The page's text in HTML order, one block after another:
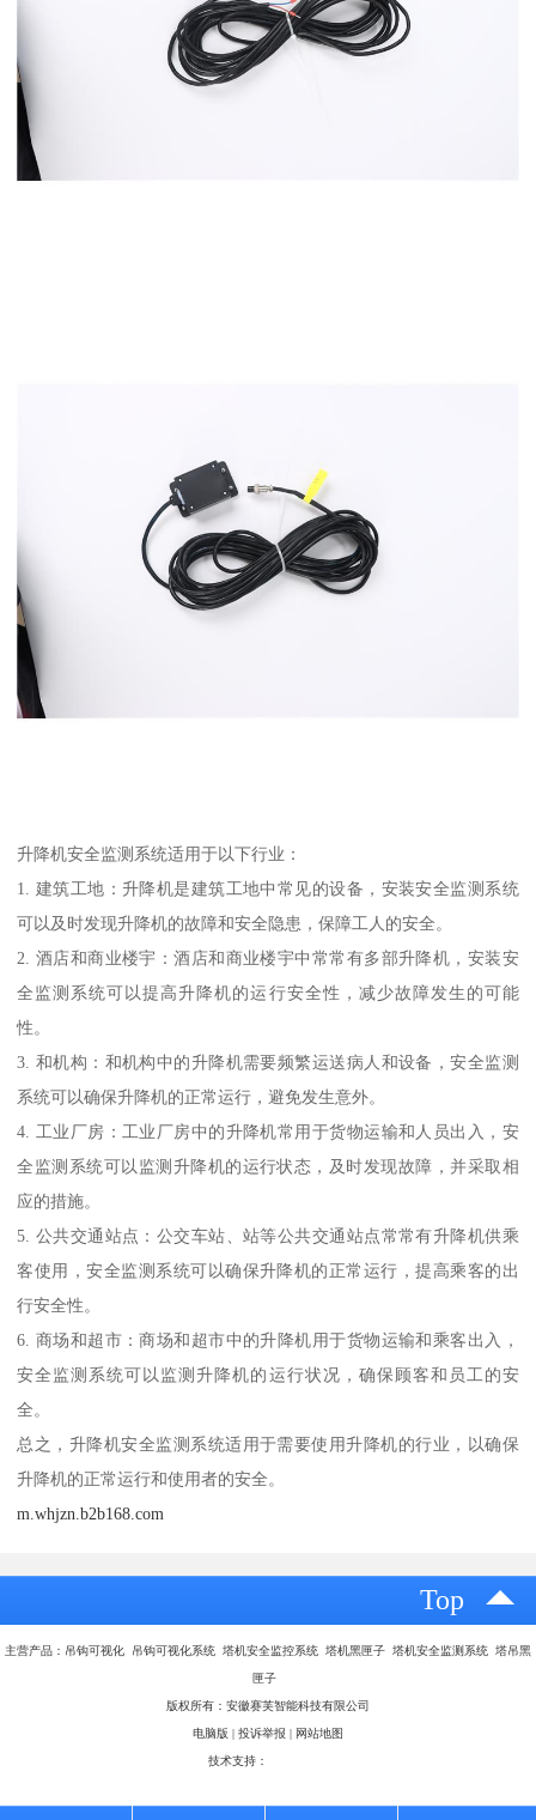
升降机安全监测系统适用于以下行业：
1. 建筑工地：升降机是建筑工地中常见的设备，安装安全监测系统
可以及时发现升降机的故障和安全隐患，保障工人的安全。
2. 酒店和商业楼宇：酒店和商业楼宇中常常有多部升降机，安装安
全监测系统可以提高升降机的运行安全性，减少故障发生的可能
性。
3. 和机构：和机构中的升降机需要频繁运送病人和设备，安全监测
系统可以确保升降机的正常运行，避免发生意外。
4. 工业厂房：工业厂房中的升降机常用于货物运输和人员出入，安
全监测系统可以监测升降机的运行状态，及时发现故障，并采取相
应的措施。
5. 公共交通站点：公交车站、站等公共交通站点常常有升降机供乘
客使用，安全监测系统可以确保升降机的正常运行，提高乘客的出
行安全性。
6. 商场和超市：商场和超市中的升降机用于货物运输和乘客出入，
安全监测系统可以监测升降机的运行状况，确保顾客和员工的安
全。
总之，升降机安全监测系统适用于需要使用升降机的行业，以确保
升降机的正常运行和使用者的安全。
m.whjzn.b2b168.com
Top
主营产品：吊钩可视化 吊钩可视化系统 塔机安全监控系统 塔机黑匣子 塔机安全监测系统 塔吊黑
匣子
版权所有：安徽赛芙智能科技有限公司
电脑版 投诉举报 网站地图
技术支持：